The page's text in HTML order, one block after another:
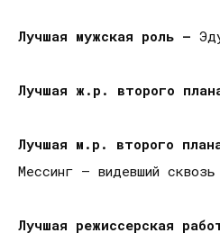
Лучшая мужская роль —
Лучшая ж.р. второго
Лучшая м.р. второго
Мессинг — видевший
Лучшая режиссерская